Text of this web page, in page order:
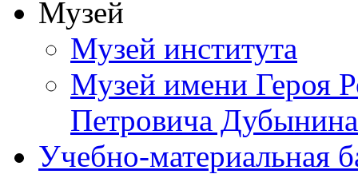
Музей
Музей института
Музей имени Героя
Петровича Дубынина
Учебно-материальная